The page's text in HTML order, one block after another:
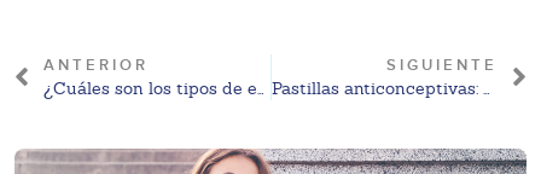
ANTERIOR
¿Cuáles son los tipos de embarazo? Conoce las diferencias y cuándo buscar orientación médica
SIGUIENTE
Pastillas anticonceptivas: guía completa y cómo saber cuáles son para ti